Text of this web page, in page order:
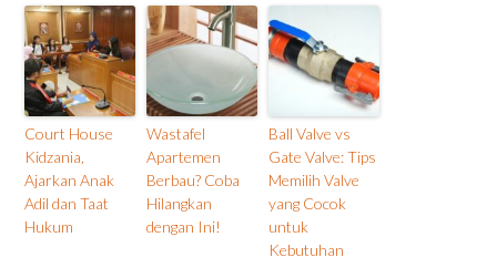
Court House
Kidzania,
Ajarkan Anak
Adil dan Taat
Hukum
Wastafel
Apartemen
Berbau? Coba
Hilangkan
dengan Ini!
Ball Valve vs
Gate Valve: Tips
Memilih Valve
yang Cocok
untuk
Kebutuhan